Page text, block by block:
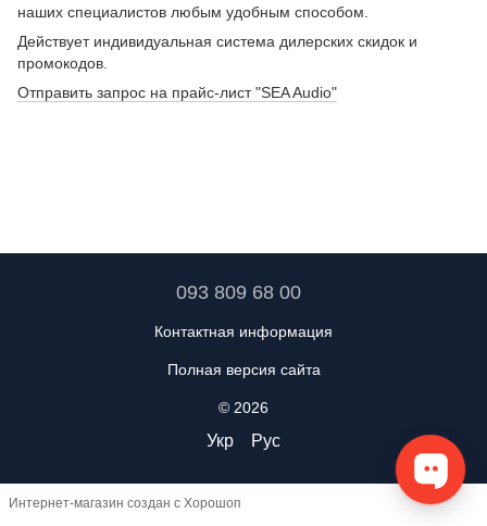
наших специалистов любым удобным способом.
Действует индивидуальная система дилерских скидок и
промокодов.
Отправить запрос на прайс-лист "SEA Audio"
093 809 68 00
Контактная информация
Полная версия сайта
© 2026
Укр Рус
Интернет-магазин создан с Хорошоп